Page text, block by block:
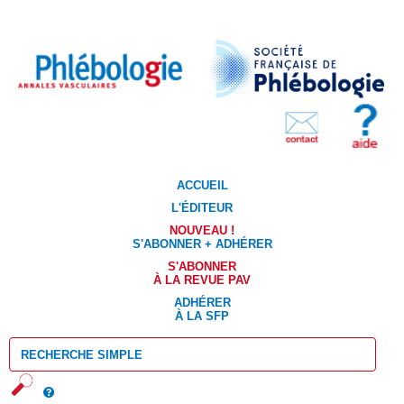
ACCUEIL
L'ÉDITEUR
NOUVEAU !
S'ABONNER + ADHÉRER
S'ABONNER
À LA REVUE PAV
ADHÉRER
À LA SFP